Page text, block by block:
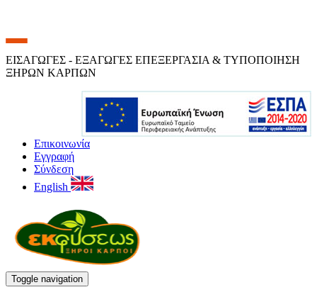
ΕΙΣΑΓΩΓΕΣ - ΕΞΑΓΩΓΕΣ ΕΠΕΞΕΡΓΑΣΙΑ & ΤΥΠΟΠΟΙΗΣΗ
ΞΗΡΩΝ ΚΑΡΠΩΝ
Επικοινωνία
Εγγραφή
Σύνδεση
English
Toggle navigation